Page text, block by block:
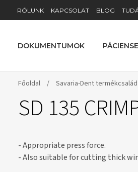
RÓLUNK KAPCSOLAT BLOG
DOKUMENTUMOK
Főoldal / Savaria-Dent termékcsalád
SD 135
- Appropriate press force.
- Also suitable for cutting thick